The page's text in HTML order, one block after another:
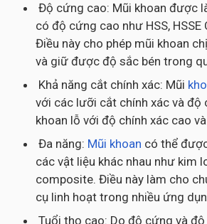
Độ cứng cao: Mũi khoan được
có độ cứng cao như HSS, HSSE
Điều này cho phép mũi khoan
và giữ được độ sắc bén trong
Khả năng cắt chính xác: Mũi
với các lưỡi cắt chính xác và độ
khoan lỗ với độ chính xác cao
Đa năng: Mũi khoan có thể
các vật liệu khác nhau như kim
composite. Điều này làm cho
cụ linh hoạt trong nhiều ứng
Tuổi thọ cao: Do độ cứng và độ